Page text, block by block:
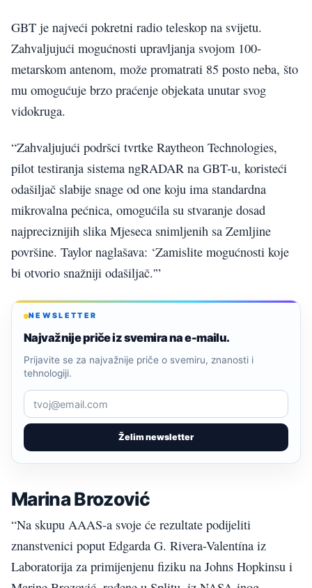
GBT je najveći pokretni radio teleskop na svijetu.
Zahvaljujući mogućnosti upravljanja svojom 100-
metarskom antenom, može promatrati 85 posto neba, što
mu omogućuje brzo praćenje objekata unutar svog
vidokruga.
“Zahvaljujući podršci tvrtke Raytheon Technologies,
pilot testiranja sistema ngRADAR na GBT-u, koristeći
odašiljač slabije snage od one koju ima standardna
mikrovalna pećnica, omogućila su stvaranje dosad
najpreciznijih slika Mjeseca snimljenih sa Zemljine
površine. Taylor naglašava: ‘Zamislite mogućnosti koje
bi otvorio snažniji odašiljač.'”
NEWSLETTER
Najvažnije priče iz svemira na e-mailu.
Želim newsletter
Prijavite se za najvažnije priče o svemiru, znanosti i
tehnologiji.
Marina Brozović
“Na skupu AAAS-a svoje će rezultate podijeliti
znanstvenici poput Edgarda G. Rivera-Valentína iz
Laboratorija za primijenjenu fiziku na Johns Hopkinsu i